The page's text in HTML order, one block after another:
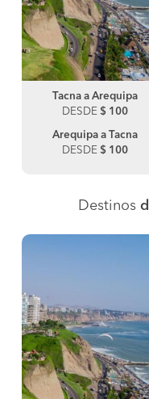
Tacna a Arequipa
DESDE $ 100
Arequipa a Tacna
DESDE $ 100
Destinos